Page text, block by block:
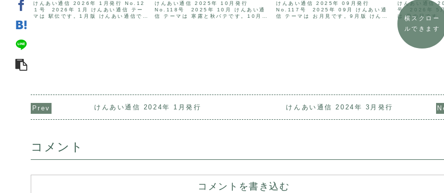
けんあい通信 2026年 1月発行 No.12
１号 2026年 1月 けんあい通信 テー
マは 駅伝です。1月版 けんあい通信では
けんあい通信 2025年 10月発行
No.118号 2025年 10月 けんあい通
信 テーマは 寒露と秋バテです。10月版
けんあい通信 2025年 09月発行
No.117号 2025年 09月 けんあい通
信 テーマは お月見です。9月版 けんあ
けんあい通信
号 2026年 5月
は 母の日です
疲労回復に効果
について解説し
しました。
横スクロー
ルできます
けんあい通信 2024年 1月発行 けんあい通信 2024年 3月発行
コメント
コメントを書き込む